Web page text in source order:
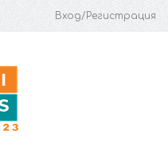
Вход/Регистрация